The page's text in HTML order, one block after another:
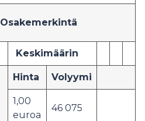
Osakemerkintä
Keskimäärin
Hinta Volyymi
1,00
euroa
46 075